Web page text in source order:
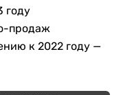
году
продаж
к 2022 году —